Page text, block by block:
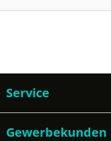
Service
Gewerbekunden